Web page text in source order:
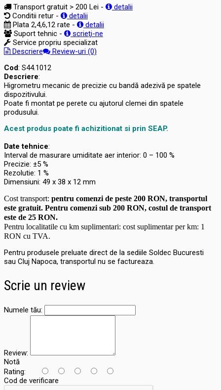
Transport gratuit > 200 Lei -
detalii
Conditii retur -
detalii
Plata 2,4,6,12 rate -
detalii
Suport tehnic -
scrieţi-ne
Service propriu specializat
Descriere
Review-uri (0)
Cod: S44.1012
Descriere:
Higrometru mecanic de precizie cu bandă adezivă pe spatele
dispozitivului.
Poate fi montat pe perete cu ajutorul clemei din spatele
produsului.
Acest produs poate fi achizitionat si prin SEAP.
Date tehnice:
Interval de masurare umiditate aer interior: 0 – 100 %
Precizie: ±5 %
Rezolutie: 1 %
Dimensiuni: 49 x 38 x 12 mm
Cost transport: pentru comenzi de peste 200 RON, transportul
este gratuit. Pentru comenzi sub 200 RON, costul de transport
este de 25 RON.
Pentru localitatile cu km suplimentari: cost suplimentar per km: 1
RON cu TVA.
Pentru produsele preluate direct de la sediile Soldec Bucuresti
sau Cluj Napoca, transportul nu se factureaza.
Scrie un review
Numele tău:
Review:
Notă
Rating:
Cod de verificare